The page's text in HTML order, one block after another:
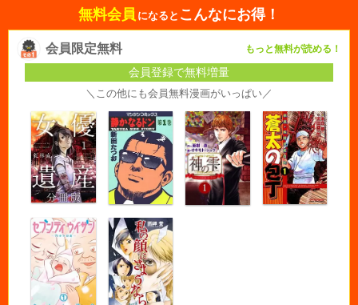
無料会員 になると こんなにお得！
会員限定無料 もっと無料が読める！
会員登録で無料増量
＼この他にも会員無料漫画がいっぱい／